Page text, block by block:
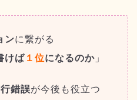
ンに繋がる
けば １位になるのか 」
錯誤が今後も役立つ